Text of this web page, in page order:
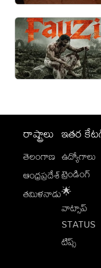
రాష్ట్రాలు
తెలంగాణ
ఆంధ్రప్రదేశ్
తమిళనాడు
ఇతర
ఉద్యోగాలు
ట్రెండింగ్
🌟
వాట్సాప్
STATUS
టిప్స్